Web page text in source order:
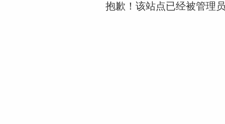
抱歉！该站点已经被管理